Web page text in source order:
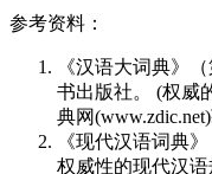
参考资料：
《汉语大词典》
书出版社。 (权威
典网
《现代汉语词典
权威性的现代汉